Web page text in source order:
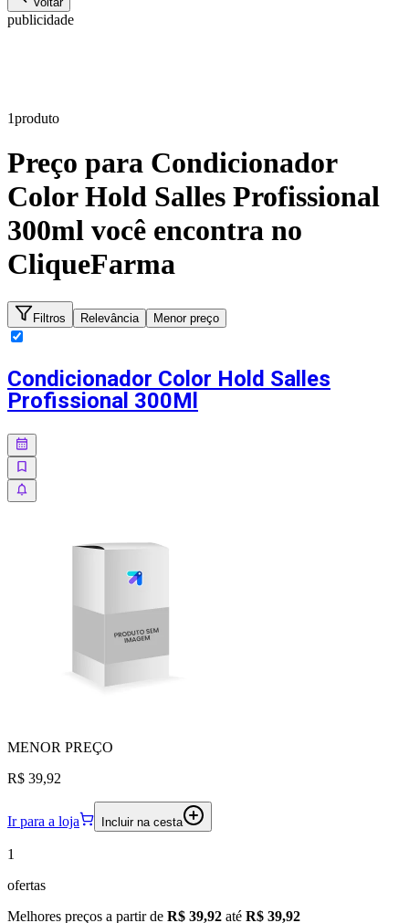
publicidade
1produto
Preço para Condicionador
Color Hold Salles Profissional
300ml você encontra no
CliqueFarma
Filtros Relevância Menor preço
Condicionador Color Hold Salles
Profissional 300Ml
MENOR PREÇO
R$ 39,92
Ir para a loja Incluir na cesta
1
ofertas
Melhores preços a partir de R$ 39,92 até R$ 39,92